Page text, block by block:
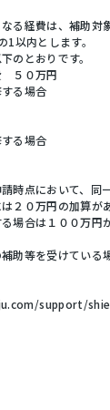
る経費は、補助対
1以内とします。
のとおりです。
５０万円
る場合
る場合
時点において、同
２０万円の加算が
場合は１００万円
助等を受けている
support/